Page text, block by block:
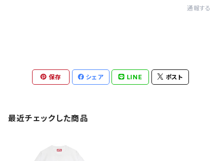
通報する
保存 シェア LINE ポスト
最近チェックした商品